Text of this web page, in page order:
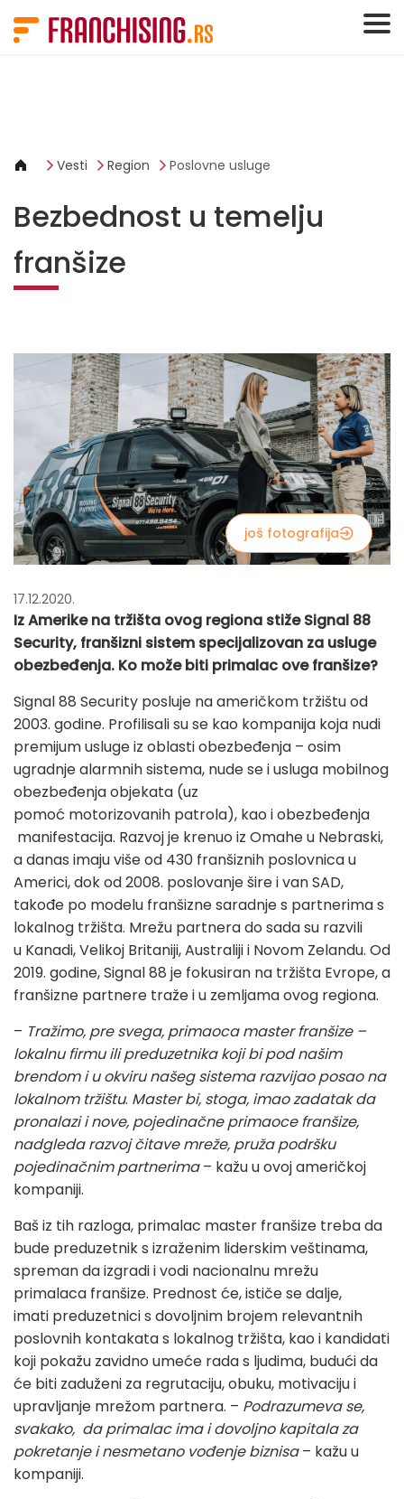
Vesti Region Poslovne usluge
Bezbednost u temelju
franšize
još fotografija
17.12.2020.
Iz Amerike na tržišta ovog regiona stiže Signal 88
Security, franšizni sistem specijalizovan za usluge
obezbeđenja. Ko može biti primalac ove franšize?
Signal 88 Security posluje na američkom tržištu od
2003. godine. Profilisali su se kao kompanija koja nudi
premijum usluge iz oblasti obezbeđenja – osim
ugradnje alarmnih sistema, nude se i usluga mobilnog
obezbeđenja objekata (uz
pomoć motorizovanih patrola), kao i obezbeđenja
manifestacija. Razvoj je krenuo iz Omahe u Nebraski,
a danas imaju više od 430 franšiznih poslovnica u
Americi, dok od 2008. poslovanje šire i van SAD,
takođe po modelu franšizne saradnje s partnerima s
lokalnog tržišta. Mrežu partnera do sada su razvili
u Kanadi, Velikoj Britaniji, Australiji i Novom Zelandu. Od
2019. godine, Signal 88 je fokusiran na tržišta Evrope, a
franšizne partnere traže i u zemljama ovog regiona.
– Tražimo, pre svega, primaoca master franšize –
lokalnu firmu ili preduzetnika koji bi pod našim
brendom i u okviru našeg sistema razvijao posao na
lokalnom tržištu. Master bi, stoga, imao zadatak da
pronalazi i nove, pojedinačne primaoce franšize,
nadgleda razvoj čitave mreže, pruža podršku
pojedinačnim partnerima– kažu u ovoj američkoj
kompaniji.
Baš iz tih razloga, primalac master franšize treba da
bude preduzetnik s izraženim liderskim veštinama,
spreman da izgradi i vodi nacionalnu mrežu
primalaca franšize. Prednost će, ističe se dalje,
imati preduzetnici s dovoljnim brojem relevantnih
poslovnih kontakata s lokalnog tržišta, kao i kandidati
koji pokažu zavidno umeće rada s ljudima, budući da
će biti zaduženi za regrutaciju, obuku, motivaciju i
upravljanje mrežom partnera. – Podrazumeva se,
svakako, da primalac ima i dovoljno kapitala za
pokretanje i nesmetano vođenje biznisa– kažu u
kompaniji.